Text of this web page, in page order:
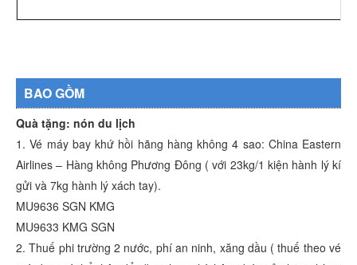
BAO GỒM
Quà tặng: nón du lịch
1. Vé máy bay khứ hồi hãng hàng không 4 sao: China Eastern
Airlines – Hàng không Phương Đông ( với 23kg/1 kiện hành lý kí
gửi và 7kg hành lý xách tay).
MU9636 SGN KMG
MU9633 KMG SGN
2. Thuế phi trường 2 nước, phí an ninh, xăng dầu ( thuế theo vé